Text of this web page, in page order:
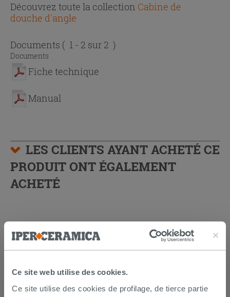
Ce site web utilise des cookies.
Ce site utilise des cookies de profilage, de tierce partie
Découvrez toute la collection Cabine de
douche d'angle
Documents ( 1 - 2 sur 2 )
Documents
Fiche technique
Manual
LES CLIENTS AYANT ACHETÉ CE
PRODUIT ONT ÉGALEMENT
ACHETÉ